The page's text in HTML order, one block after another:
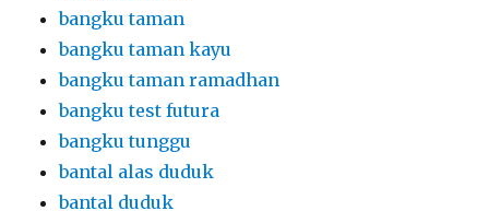
bangku taman
bangku taman kayu
bangku taman ramadhan
bangku test futura
bangku tunggu
bantal alas duduk
bantal duduk